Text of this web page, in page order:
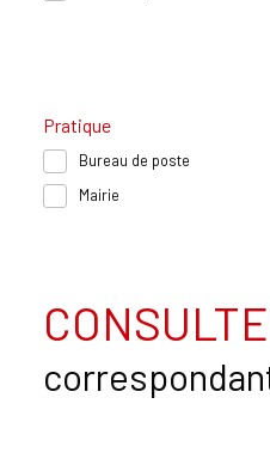
Pratique
Bureau de poste
Mairie